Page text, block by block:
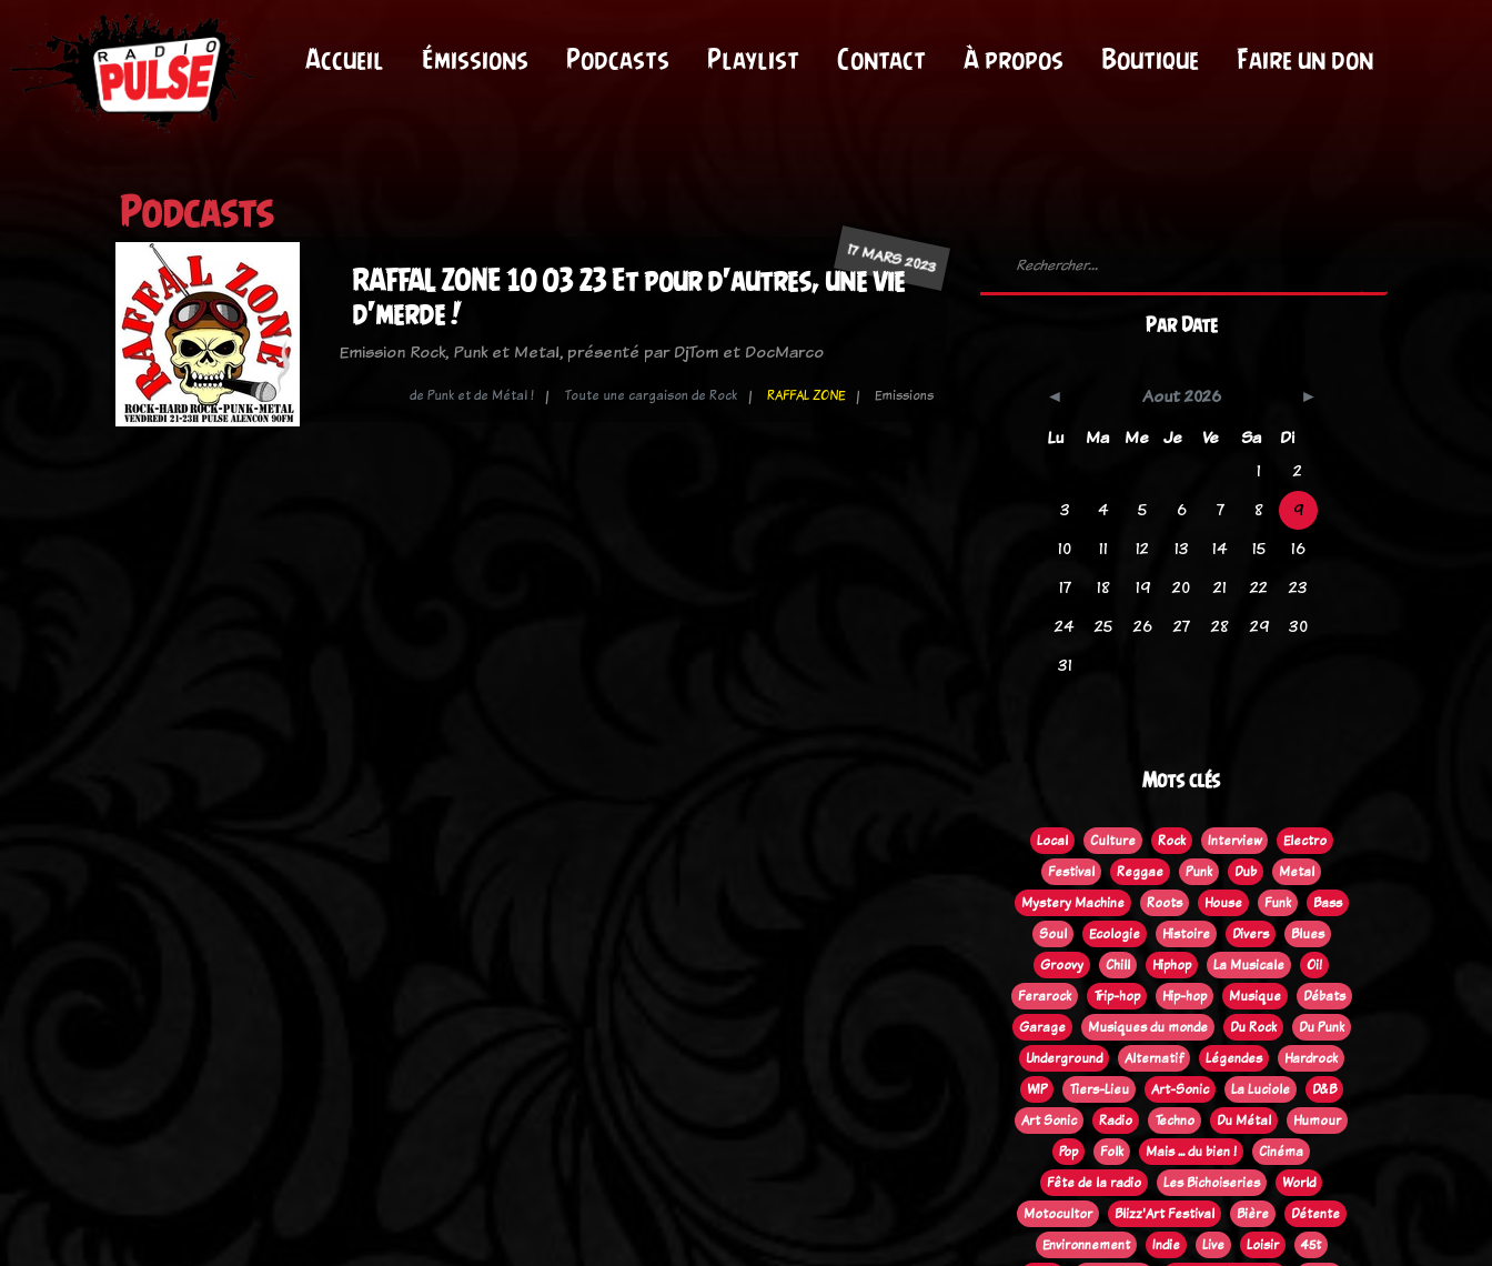
Accueil Émissions Podcasts Playlist Contact À propos Boutique Faire un don
Podcasts
17 MARS 2023
RAFFAL ZONE 10 03 23 Et pour d'autres, une vie
d'merde !
Emission Rock, Punk et Metal, présenté par DjTom et DocMarco
de Punk et de Métal ! Toute une cargaison de Rock RAFFAL ZONE Emissions
Par Date
Aout 2026
Lu
Ma Me Je Ve Sa
Di
1
2
3
4 5 6 7 8
9
10
11 12 13 14 15
16
17
18 19 20 21 22
23
24
25 26 27 28 29
30
31
Mots clés
Local Culture Rock Interview
Electro
Festival
Reggae Punk Dub
Metal
Mystery Machine
Roots House Funk
Bass
Soul
Ecologie Histoire Divers
Blues
Groovy
Chill Hiphop La Musicale
Oi!
Ferarock
Trip-hop Hip-hop Musique
Débats
Garage
Musiques du monde Du Rock
Du Punk
Underground
Alternatif Légendes
Hardrock
WIP
Tiers-Lieu Art-Sonic La Luciole
D&B
Art Sonic
Radio Techno Du Métal
Humour
Pop
Folk Mais ... du bien !
Cinéma
Fête de la radio
Les Bichoiseries
World
Motocultor
Blizz'Art Festival Bière
Détente
Environnement
Indie Live Loisir
45t